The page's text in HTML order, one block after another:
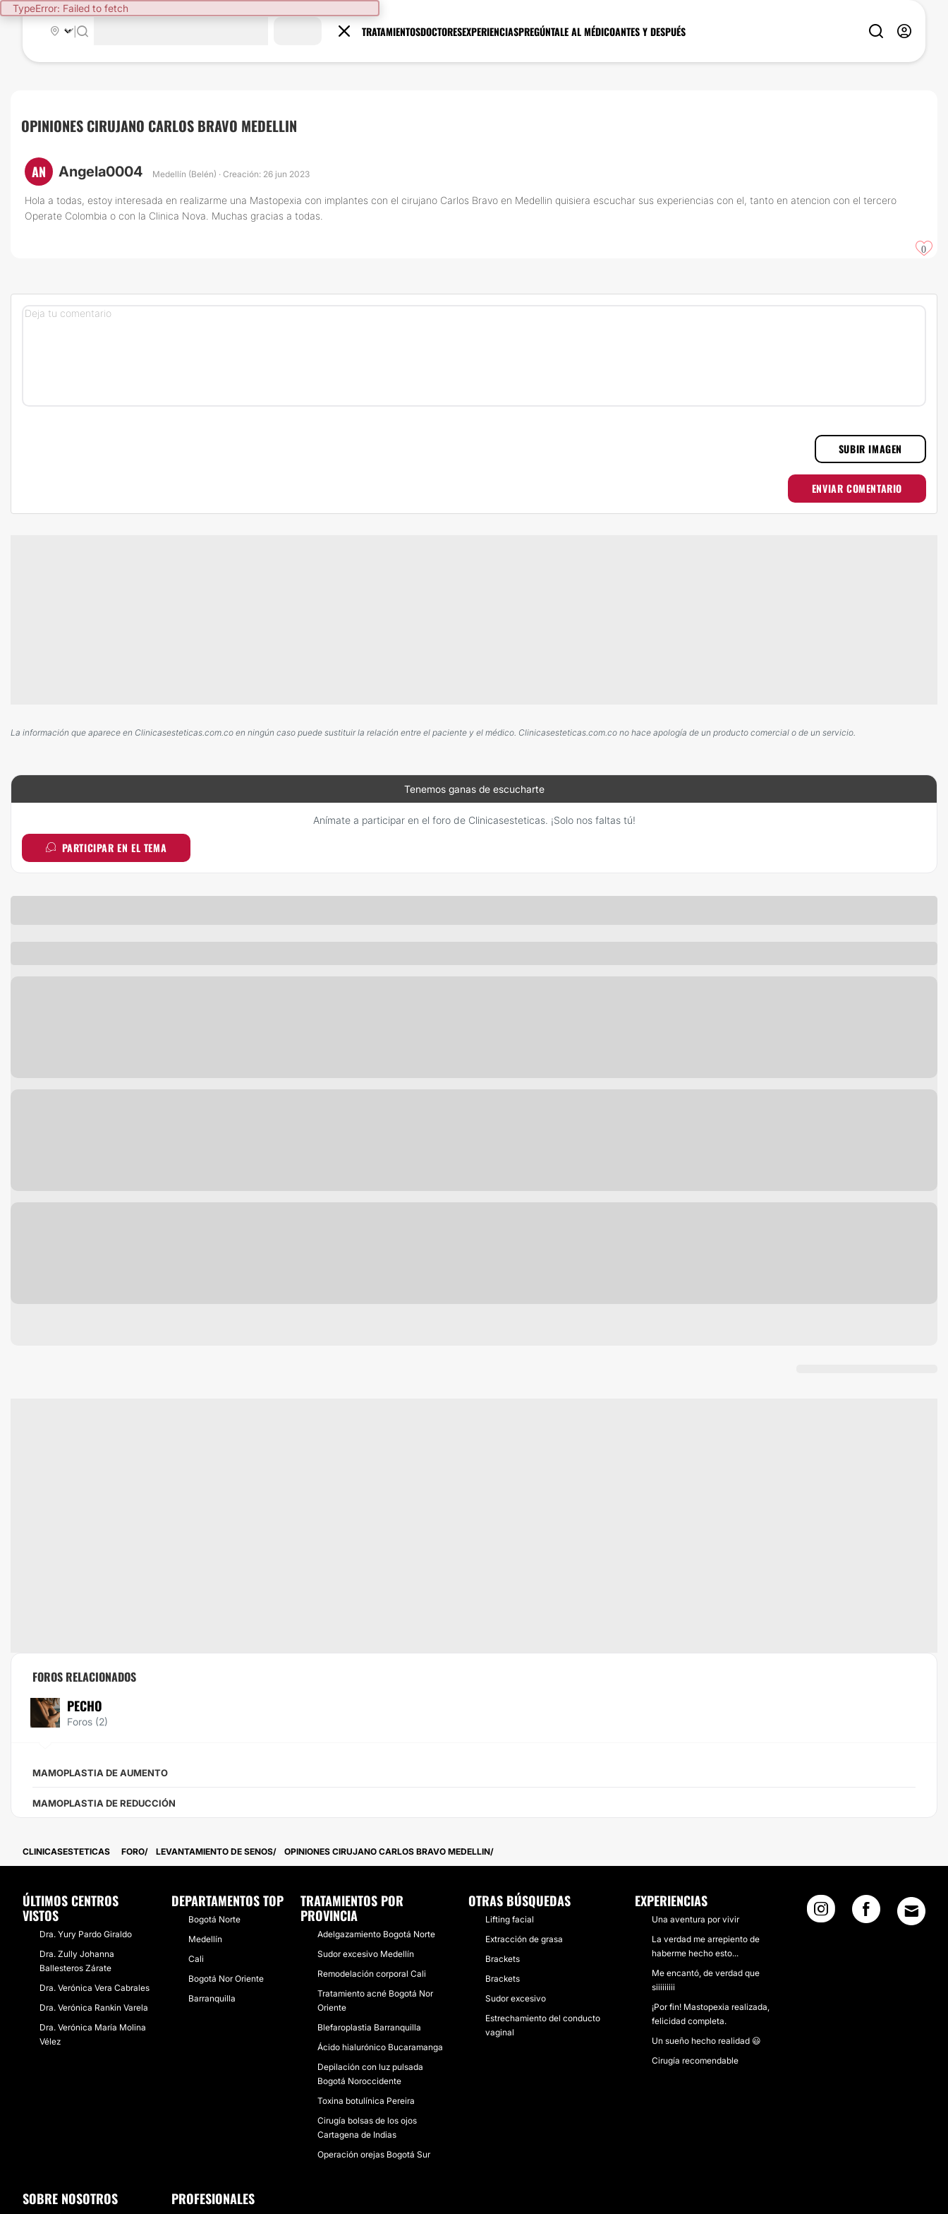
TypeError: Failed to fetch
TRATAMIENTOSDOCTORESEXPERIENCIASPREGÚNTALE AL MÉDICOANTES Y DESPUÉS
|
OPINIONES CIRUJANO CARLOS BRAVO MEDELLIN
AN Angela0004 Medellín (Belén) · Creación: 26 jun 2023
Hola a todas, estoy interesada en realizarme una Mastopexia con implantes con el cirujano Carlos Bravo en Medellin quisiera escuchar sus experiencias con el, tanto en atencion con el tercero
Operate Colombia o con la Clinica Nova. Muchas gracias a todas.
0
SUBIR IMAGEN
ENVIAR COMENTARIO
La información que aparece en Clinicasesteticas.com.co en ningún caso puede sustituir la relación entre el paciente y el médico. Clinicasesteticas.com.co no hace apología de un producto comercial o de un servicio.
Tenemos ganas de escucharte
Anímate a participar en el foro de Clinicasesteticas. ¡Solo nos faltas tú!
PARTICIPAR EN EL TEMA
FOROS RELACIONADOS
PECHO
Foros (2)
MAMOPLASTIA DE AUMENTO
MAMOPLASTIA DE REDUCCIÓN
CLINICASESTETICAS FORO LEVANTAMIENTO DE SENOS OPINIONES CIRUJANO CARLOS BRAVO MEDELLIN
ÚLTIMOS CENTROS
VISTOS
Dra. Yury Pardo Giraldo
Dra. Zully Johanna
Ballesteros Zárate
Dra. Verónica Vera Cabrales
Dra. Verónica Rankin Varela
Dra. Verónica María Molina
Vélez
DEPARTAMENTOS TOP
Bogotá Norte
Medellín
Cali
Bogotá Nor Oriente
Barranquilla
TRATAMIENTOS POR
PROVINCIA
Adelgazamiento Bogotá Norte
Sudor excesivo Medellín
Remodelación corporal Cali
Tratamiento acné Bogotá Nor
Oriente
Blefaroplastia Barranquilla
Ácido hialurónico Bucaramanga
Depilación con luz pulsada
Bogotá Noroccidente
Toxina botulínica Pereira
Cirugía bolsas de los ojos
Cartagena de Indias
Operación orejas Bogotá Sur
OTRAS BÚSQUEDAS
Lifting facial
Extracción de grasa
Brackets
Brackets
Sudor excesivo
Estrechamiento del conducto
vaginal
EXPERIENCIAS
Una aventura por vivir
La verdad me arrepiento de
haberme hecho esto...
Me encantó, de verdad que
siiiiiiiii
¡Por fin! Mastopexia realizada,
felicidad completa.
Un sueño hecho realidad 😃
Cirugía recomendable
SOBRE NOSOTROS PROFESIONALES